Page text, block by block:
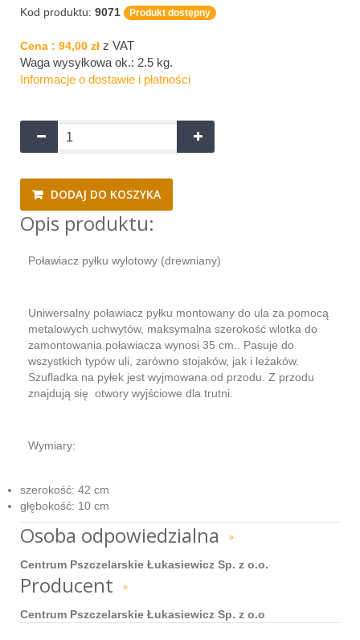
Kod produktu: 9071 Produkt dostępny
Cena : 94,00 zł z VAT
Waga wysyłkowa ok.: 2.5 kg.
Informacje o dostawie i płatności
DODAJ DO KOSZYKA
Opis produktu:
Poławiacz pyłku wylotowy (drewniany)
Uniwersalny poławiacz pyłku montowany do ula za pomocą
metalowych uchwytów, maksymalna szerokość wlotka do
zamontowania poławiacza wynosi 35 cm.. Pasuje do
wszystkich typów uli, zarówno stojaków, jak i leżaków.
Szufladka na pyłek jest wyjmowana od przodu. Z przodu
znajdują się otwory wyjściowe dla trutni.
Wymiary:
szerokość: 42 cm
głębokość: 10 cm
Osoba odpowiedzialna »
Centrum Pszczelarskie Łukasiewicz Sp. z o.o.
Producent »
Centrum Pszczelarskie Łukasiewicz Sp. z o.o